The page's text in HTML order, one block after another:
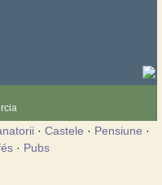
· Castele · Pensiune ·
· Pubs